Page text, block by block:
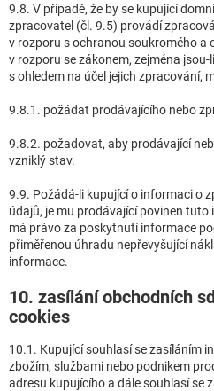
9.8. V případě, že by se kupující
zpracovatel (čl. 9.5) provádí
v rozporu s ochranou soukromého a
v rozporu se zákonem, zejména
s ohledem na účel jejich zpracování,
9.8.1. požádat prodávajícího nebo
9.8.2. požadovat, aby prodávající
vzniklý stav.
9.9. Požádá-li kupující o informaci o
údajů, je mu prodávající povinen
má právo za poskytnutí informace
přiměřenou úhradu nepřevyšující
informace.
10. zasílání obchodních
cookies
10.1. Kupující souhlasí se zasíláním
zbožím, službami nebo podnikem
adresu kupujícího a dále souhlasí se